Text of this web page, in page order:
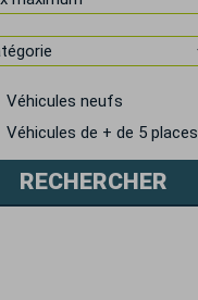
Véhicules neufs
Véhicules de + de 5 places